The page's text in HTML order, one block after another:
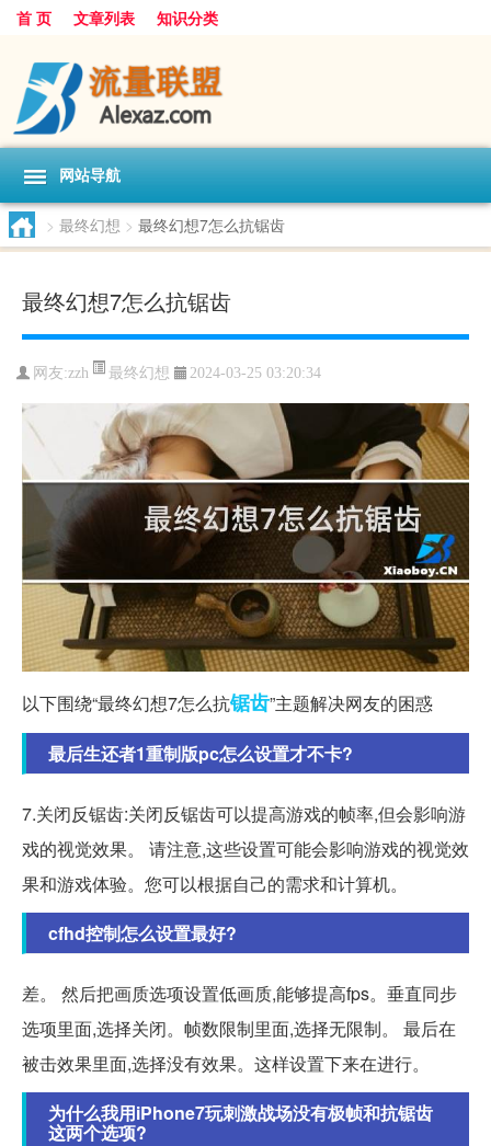
首 页 文章列表 知识分类
网站导航
> 最终幻想 > 最终幻想7怎么抗锯齿
最终幻想7怎么抗锯齿
网友:zzh 最终幻想 2024-03-25 03:20:34
以下围绕“最终幻想7怎么抗锯齿”主题解决网友的困惑
最后生还者1重制版pc怎么设置才不卡?
7.关闭反锯齿:关闭反锯齿可以提高游戏的帧率,但会影响游
戏的视觉效果。 请注意,这些设置可能会影响游戏的视觉效
果和游戏体验。您可以根据自己的需求和计算机。
cfhd控制怎么设置最好?
差。 然后把画质选项设置低画质,能够提高fps。垂直同步
选项里面,选择关闭。帧数限制里面,选择无限制。 最后在
被击效果里面,选择没有效果。这样设置下来在进行。
为什么我用iPhone7玩刺激战场没有极帧和抗锯齿
这两个选项?